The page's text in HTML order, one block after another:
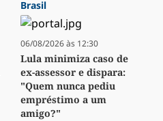
Brasil
06/08/2026 às 12:30
Lula minimiza caso de
ex-assessor e dispara:
"Quem nunca pediu
empréstimo a um
amigo?"